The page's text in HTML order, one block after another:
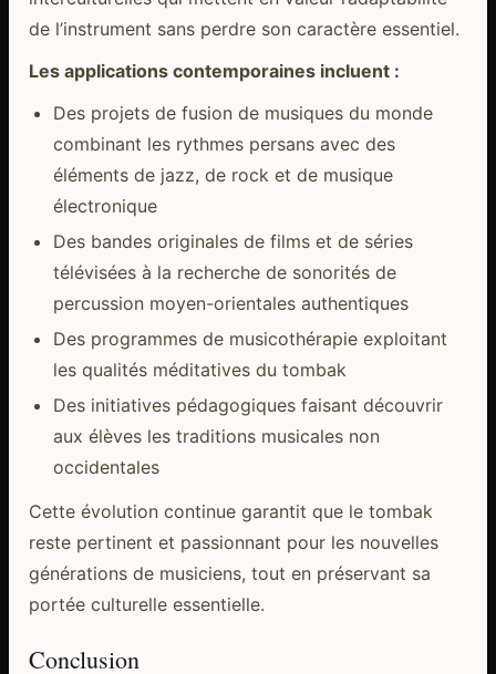
de l’instrument sans perdre son caractère essentiel.
Les applications contemporaines incluent :
Des projets de fusion de musiques du monde
combinant les rythmes persans avec des
éléments de jazz, de rock et de musique
électronique
Des bandes originales de films et de séries
télévisées à la recherche de sonorités de
percussion moyen-orientales authentiques
Des programmes de musicothérapie exploitant
les qualités méditatives du tombak
Des initiatives pédagogiques faisant découvrir
aux élèves les traditions musicales non
occidentales
Cette évolution continue garantit que le tombak
reste pertinent et passionnant pour les nouvelles
générations de musiciens, tout en préservant sa
portée culturelle essentielle.
Conclusion